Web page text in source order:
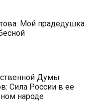
Мой прадедушка
Думы
Сила России в ее
народе